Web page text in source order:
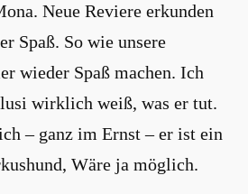
Neue Reviere erkunden
Spaß. So wie unsere
wieder Spaß machen. Ich
wirklich weiß, was er tut.
– ganz im Ernst – er ist ein
Wäre ja möglich.